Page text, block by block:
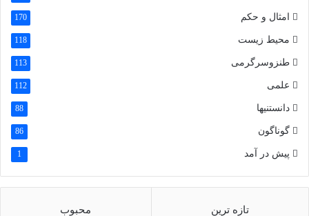
امثال و حکم 170
محیط زیست 118
طنزوسرگرمی 113
علمی 112
دانستنیها 88
گوناگون 86
پیش در آمد 1
تازه ترین محبوب